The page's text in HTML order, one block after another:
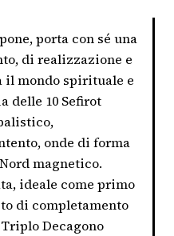
porta con sé una
di realizzazione e
mondo spirituale e
delle 10 Sefirot
onde di forma
magnetico.
ideale come primo
di completamento
Decagono